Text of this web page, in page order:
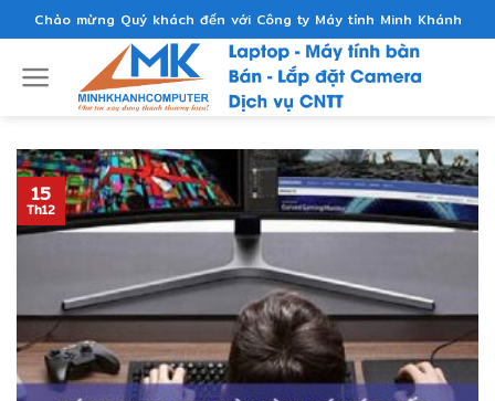
to
content
Chào mừng Quý khách đến với Công ty Máy tính Minh Khánh
15
Th12